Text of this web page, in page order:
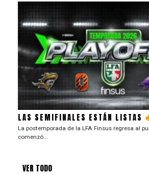
LAS SEMIFINALES ESTÁN LISTAS
La postemporada de la LFA Finsus regresa al
comenzó...
VER TODO